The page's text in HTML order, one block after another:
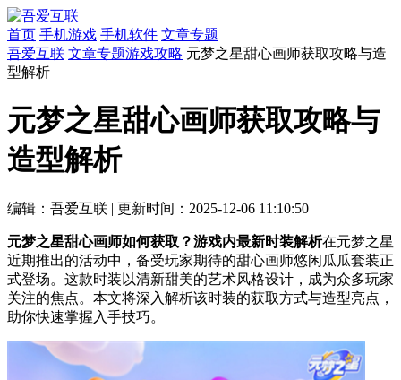
首页 手机游戏 手机软件 文章专题
吾爱互联 文章专题游戏攻略 元梦之星甜心画师获取攻略与造
型解析
元梦之星甜心画师获取攻略与
造型解析
编辑：吾爱互联 | 更新时间：2025-12-06 11:10:50
元梦之星甜心画师如何获取？游戏内最新时装解析在元梦之星
近期推出的活动中，备受玩家期待的甜心画师悠闲瓜瓜套装正
式登场。这款时装以清新甜美的艺术风格设计，成为众多玩家
关注的焦点。本文将深入解析该时装的获取方式与造型亮点，
助你快速掌握入手技巧。